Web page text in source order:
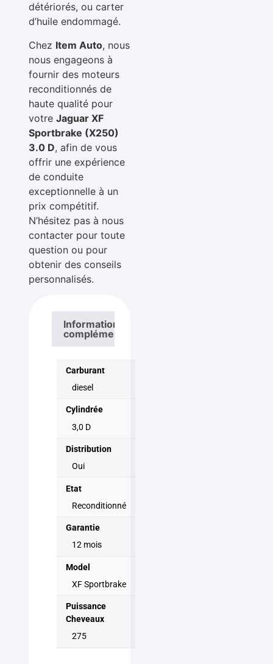
détériorés, ou carter
d’huile endommagé.
Chez Item Auto, nous
nous engageons à
fournir des moteurs
reconditionnés de
haute qualité pour
votre Jaguar XF
Sportbrake (X250)
3.0 D, afin de vous
offrir une expérience
de conduite
exceptionnelle à un
prix compétitif.
N’hésitez pas à nous
contacter pour toute
question ou pour
obtenir des conseils
personnalisés.
Informations
complémentaires
Carburant
diesel
Cylindrée
3,0 D
Distribution
Oui
Etat
Reconditionné
Garantie
12 mois
Model
XF Sportbrake
Puissance
Cheveaux
275